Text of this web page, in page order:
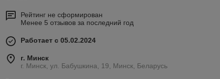
Рейтинг не сформирован
Менее 5 отзывов за последний год
Работает с 05.02.2024
г. Минск
г. Минск, ул. Бабушкина, 19, Минск, Беларусь